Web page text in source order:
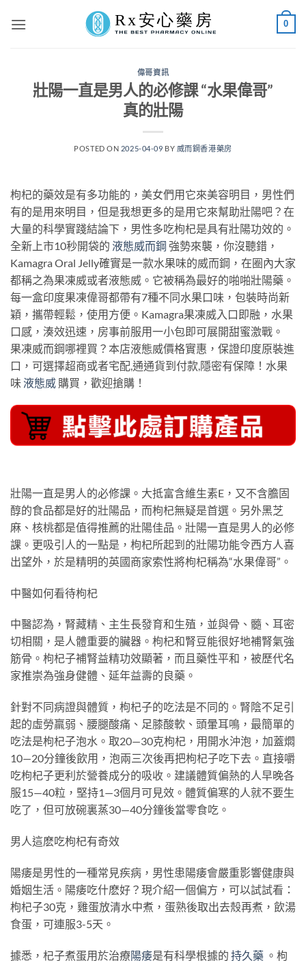
0
偉哥資訊
壯陽一直是男人的必修課 “水果偉哥”
真的壯陽
POSTED ON 2025-04-09 BY 威而鋼香港藥房
枸杞的藥效是有多功能的，美女們用它來美容明目，男性們
有的是用來明目，但是我想更多的是用它來幫助壯陽吧？在
大量的科學實踐結論下，男性多吃枸杞是具有壯陽功效的。
全新上市10秒開袋的 液態威而鋼 強勢來襲，你沒聽錯，
Kamagra Oral Jelly確實是一款水果味的威而鋼，在圈內大家
都稱之為果凍威或者液態威。它被稱為最好的啪啪壯陽藥。
每一盒印度果凍偉哥都帶有7種不同水果口味，包裝時尚新
穎，攜帶輕鬆，使用方便。Kamagra果凍威入口即融，水果
口感，湊效迅速，房事前服用一小包即可展開甜蜜激戰。
果凍威而鋼哪裡買？本店液態威價格實惠，保證印度原裝進
口，可選擇超商或者宅配,通通貨到付款,隱密有保障！水果
味 液態威 購買，歡迎搶購！
壯陽一直是男人的必修課。大抵富含維生素E，又不含膽固
醇的食品都是好的壯陽品，而枸杞無疑是首選。另外黑芝
麻、核桃都是值得推薦的壯陽佳品。壯陽一直是男人的必修
課。更吸引人的一點是，枸杞所起到的壯陽功能令西方人喜
出望外，於是精明的英國商家索性將枸杞稱為“水果偉哥”。
中醫如何看待枸杞
中醫認為，腎藏精、主生長發育和生殖，並與骨、髓、耳密
切相關，是人體重要的臟器。枸杞和腎豆能很好地補腎氣強
筋骨。枸杞子補腎益精功效顯著，而且藥性平和，被歷代名
家推崇為強身健體、延年益壽的良藥。
針對不同病證與體質，枸杞子的吃法是不同的。腎陰不足引
起的虛勞羸弱、腰腿酸痛、足膝酸軟、頭暈耳鳴，最簡單的
吃法是枸杞子泡水。取20—30克枸杞，用開水沖泡，加蓋燜
10—20分鐘後飲用，泡兩三次後再把枸杞子吃下去。直接嚼
吃枸杞子更利於營養成分的吸收。建議體質偏熱的人早晚各
服15—40粒，堅持1—3個月可見效。體質偏寒的人就不要生
吃了，但可放碗裏蒸30—40分鐘後當零食吃。
男人這麽吃枸杞有奇效
陽痿是男性的一種常見疾病，男性患陽痿會嚴重影響健康與
婚姻生活。陽痿吃什麽好？現介紹一個偏方，可以試試看：
枸杞子30克，雞蛋放清水中煮，蛋熟後取出去殼再煮，飲湯
食蛋，可連服3-5天。
據悉，杞子煮蛋用於治療陽痿是有科學根據的 持久藥 。枸